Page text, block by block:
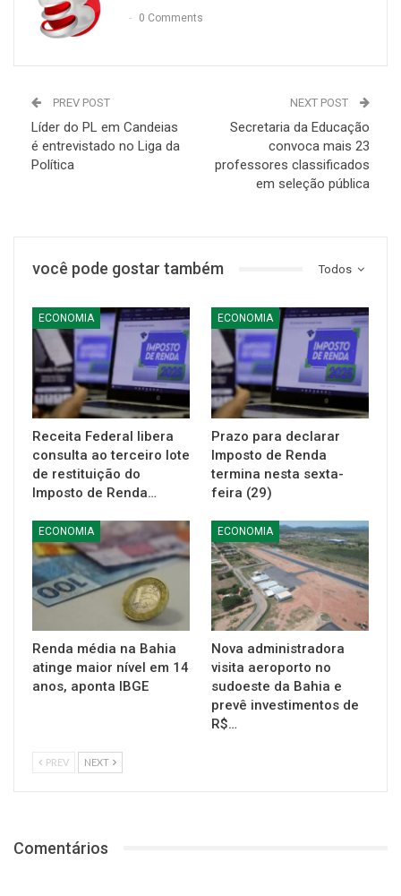
0 Comments
PREV POST
Líder do PL em Candeias
é entrevistado no Liga da
Política
NEXT POST
Secretaria da Educação
convoca mais 23
professores classificados
em seleção pública
Todos
você pode gostar também
ECONOMIA
Receita Federal libera
consulta ao terceiro lote
de restituição do
Imposto de Renda…
ECONOMIA
Prazo para declarar
Imposto de Renda
termina nesta sexta-
feira (29)
ECONOMIA
Renda média na Bahia
atinge maior nível em 14
anos, aponta IBGE
ECONOMIA
Nova administradora
visita aeroporto no
sudoeste da Bahia e
prevê investimentos de
R$…
PREV NEXT
Comentários